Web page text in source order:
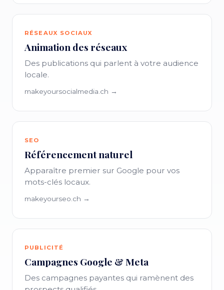
RÉSEAUX SOCIAUX
Animation des réseaux
Des publications qui parlent à votre audience
locale.
makeyoursocialmedia.ch →
SEO
Référencement naturel
Apparaître premier sur Google pour vos
mots-clés locaux.
makeyourseo.ch →
PUBLICITÉ
Campagnes Google & Meta
Des campagnes payantes qui ramènent des